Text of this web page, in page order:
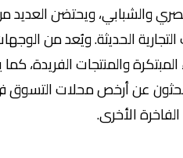
ويحتضن العديد من
الحديثة. ويُعد من الوجهات
والمنتجات الفريدة، كما يوفر
عن أرخص محلات التسوق في
الأخرى.